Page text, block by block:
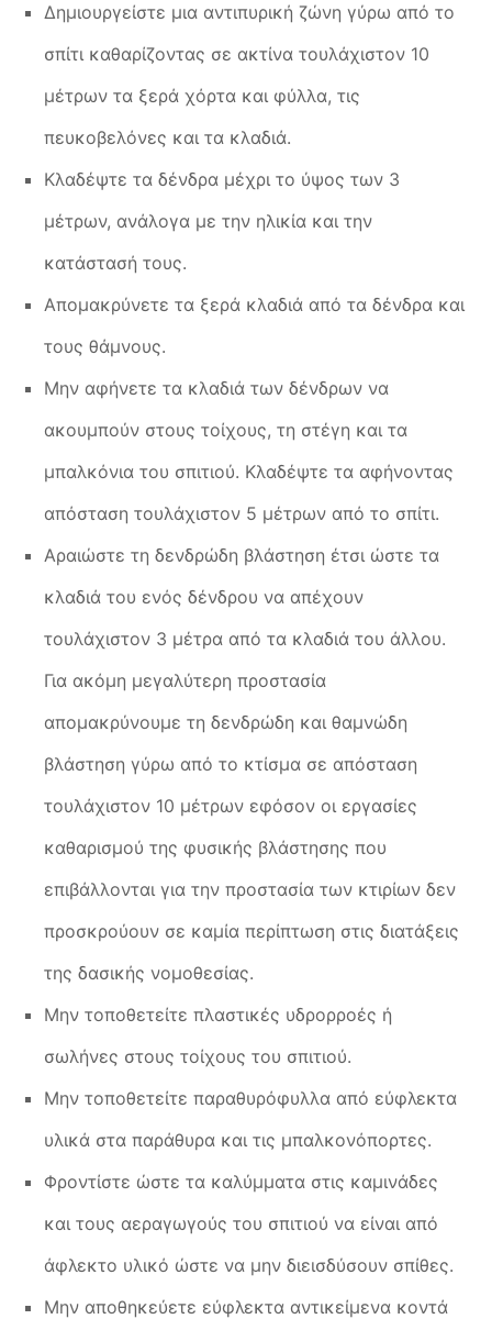
Δημιουργείστε μια αντιπυρική ζώνη γύρω από το
σπίτι καθαρίζοντας σε ακτίνα τουλάχιστον 10
μέτρων τα ξερά χόρτα και φύλλα, τις
πευκοβελόνες και τα κλαδιά.
Κλαδέψτε τα δένδρα μέχρι το ύψος των 3
μέτρων, ανάλογα με την ηλικία και την
κατάστασή τους.
Απομακρύνετε τα ξερά κλαδιά από τα δένδρα και
τους θάμνους.
Μην αφήνετε τα κλαδιά των δένδρων να
ακουμπούν στους τοίχους, τη στέγη και τα
μπαλκόνια του σπιτιού. Κλαδέψτε τα αφήνοντας
απόσταση τουλάχιστον 5 μέτρων από το σπίτι.
Αραιώστε τη δενδρώδη βλάστηση έτσι ώστε τα
κλαδιά του ενός δένδρου να απέχουν
τουλάχιστον 3 μέτρα από τα κλαδιά του άλλου.
Για ακόμη μεγαλύτερη προστασία
απομακρύνουμε τη δενδρώδη και θαμνώδη
βλάστηση γύρω από το κτίσμα σε απόσταση
τουλάχιστον 10 μέτρων εφόσον οι εργασίες
καθαρισμού της φυσικής βλάστησης που
επιβάλλονται για την προστασία των κτιρίων δεν
προσκρούουν σε καμία περίπτωση στις διατάξεις
της δασικής νομοθεσίας.
Μην τοποθετείτε πλαστικές υδρορροές ή
σωλήνες στους τοίχους του σπιτιού.
Μην τοποθετείτε παραθυρόφυλλα από εύφλεκτα
υλικά στα παράθυρα και τις μπαλκονόπορτες.
Φροντίστε ώστε τα καλύμματα στις καμινάδες
και τους αεραγωγούς του σπιτιού να είναι από
άφλεκτο υλικό ώστε να μην διεισδύσουν σπίθες.
Μην αποθηκεύετε εύφλεκτα αντικείμενα κοντά